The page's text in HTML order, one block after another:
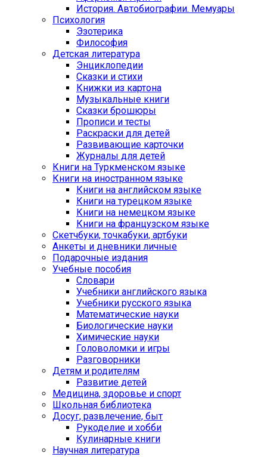
История. Автобиографии. Мемуары
Психология
Эзотерика
Философия
Детская литература
Энциклопедии
Сказки и стихи
Книжки из картона
Музыкальные книги
Сказки брошюры
Прописи и тесты
Раскраски для детей
Развивающие карточки
Журналы для детей
Книги на Туркменском языке
Книги на иностранном языке
Книги на английском языке
Книги на турецком языке
Книги на немецком языке
Книги на французском языке
Cкетчбуки, точкабуки, артбуки
Анкеты и дневники личные
Подарочные издания
Учебные пособия
Словари
Учебники английского языка
Учебники русского языка
Математические науки
Биологические науки
Химические науки
Головоломки и игры
Разговорники
Детям и родителям
Развитие детей
Медицина, здоровье и спорт
Школьная библиотека
Досуг, развлечение, быт
Рукоделие и хобби
Кулинарные книги
Научная литература